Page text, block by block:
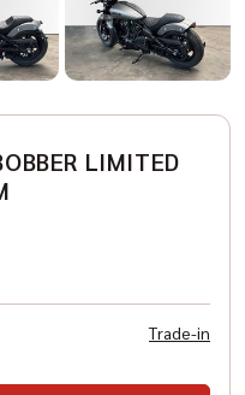
LIMITED
Trade-in